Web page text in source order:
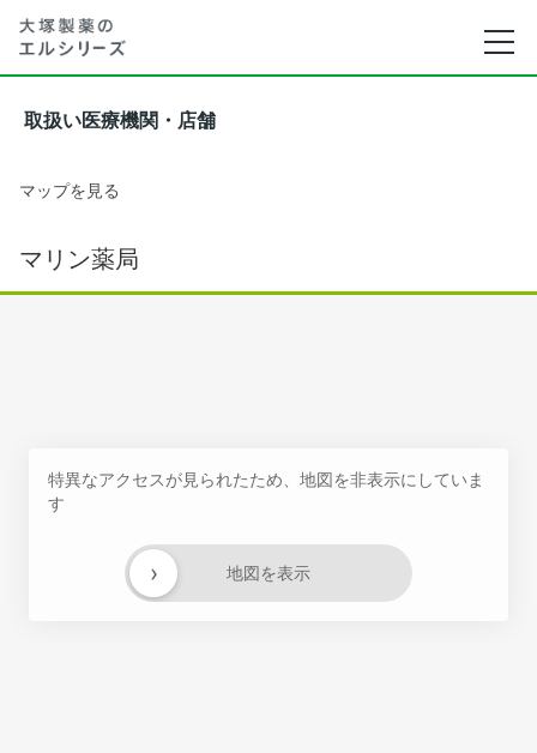
取扱い医療機関・店舗
マップを見る
マリン薬局
特異なアクセスが見られたため、地図を非表示にしていま
す
地図を表示
›